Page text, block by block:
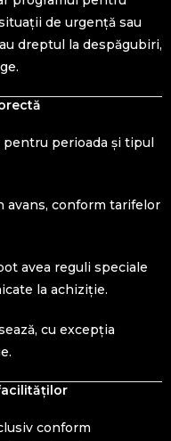
de urgență sau
dreptul la despăgubiri,
pentru perioada și tipul
avans, conform tarifelor
avea reguli speciale
la achiziție.
cu excepția
conform